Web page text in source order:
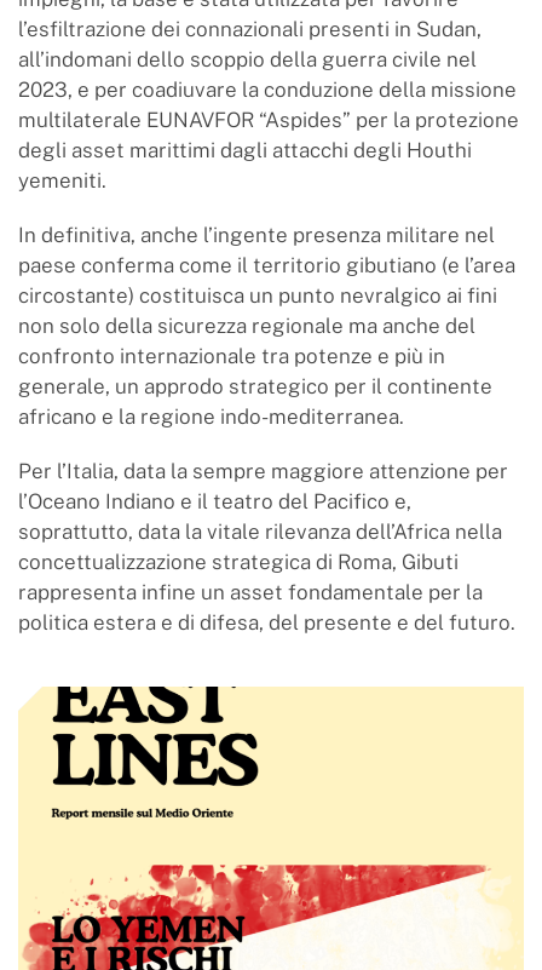
l’esfiltrazione dei connazionali presenti in Sudan,
all’indomani dello scoppio della guerra civile nel
2023, e per coadiuvare la conduzione della missione
multilaterale EUNAVFOR “Aspides” per la protezione
degli asset marittimi dagli attacchi degli Houthi
yemeniti.
In definitiva, anche l’ingente presenza militare nel
paese conferma come il territorio gibutiano (e l’area
circostante) costituisca un punto nevralgico ai fini
non solo della sicurezza regionale ma anche del
confronto internazionale tra potenze e più in
generale, un approdo strategico per il continente
africano e la regione indo-mediterranea.
Per l’Italia, data la sempre maggiore attenzione per
l’Oceano Indiano e il teatro del Pacifico e,
soprattutto, data la vitale rilevanza dell’Africa nella
concettualizzazione strategica di Roma, Gibuti
rappresenta infine un asset fondamentale per la
politica estera e di difesa, del presente e del futuro.